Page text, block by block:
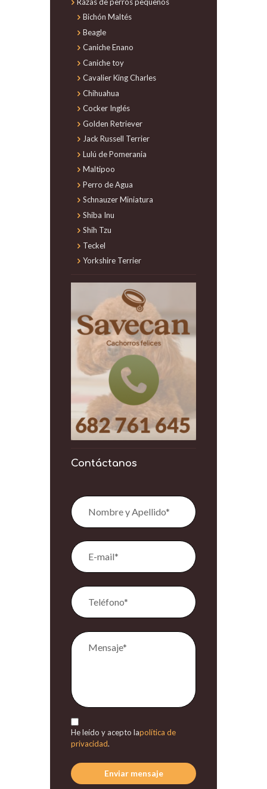
Bichón Maltés
Beagle
Caniche Enano
Caniche toy
Cavalier King Charles
Chihuahua
Cocker Inglés
Golden Retriever
Jack Russell Terrier
Lulú de Pomerania
Maltipoo
Perro de Agua
Schnauzer Miniatura
Shiba Inu
Shih Tzu
Teckel
Yorkshire Terrier
Contáctanos
He leído y acepto lapolítica de
privacidad.